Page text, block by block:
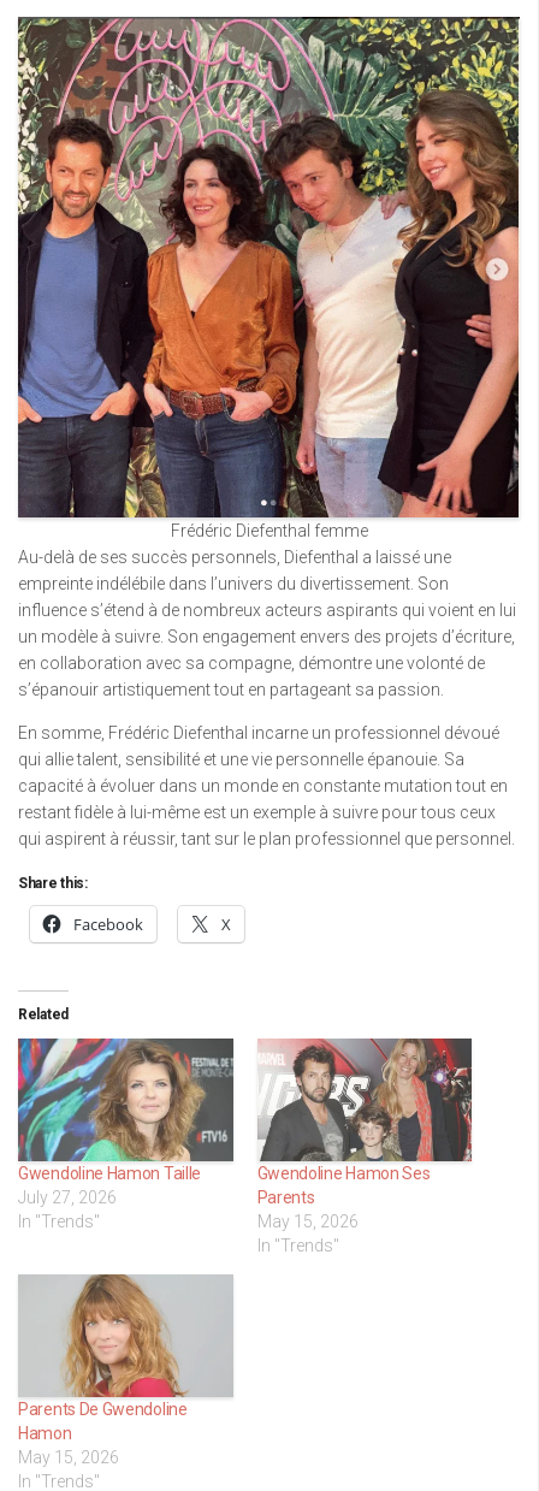
Frédéric Diefenthal femme
Au-delà de ses succès personnels, Diefenthal a laissé une
empreinte indélébile dans l’univers du divertissement. Son
influence s’étend à de nombreux acteurs aspirants qui voient en lui
un modèle à suivre. Son engagement envers des projets d’écriture,
en collaboration avec sa compagne, démontre une volonté de
s’épanouir artistiquement tout en partageant sa passion.
En somme, Frédéric Diefenthal incarne un professionnel dévoué
qui allie talent, sensibilité et une vie personnelle épanouie. Sa
capacité à évoluer dans un monde en constante mutation tout en
restant fidèle à lui-même est un exemple à suivre pour tous ceux
qui aspirent à réussir, tant sur le plan professionnel que personnel.
Share this:
Facebook X
Related
Gwendoline Hamon Taille
July 27, 2026
In "Trends"
Gwendoline Hamon Ses
Parents
May 15, 2026
In "Trends"
Parents De Gwendoline
Hamon
May 15, 2026
In "Trends"